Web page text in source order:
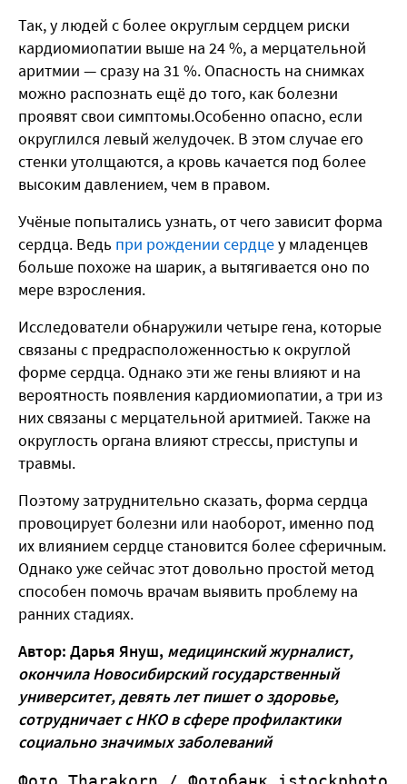
Так, у людей с более округлым сердцем риски
кардиомиопатии выше на 24 %, а мерцательной
аритмии — сразу на 31 %. Опасность на снимках
можно распознать ещё до того, как болезни
проявят свои симптомы.Особенно опасно, если
округлился левый желудочек. В этом случае его
стенки утолщаются, а кровь качается под более
высоким давлением, чем в правом.
Учёные попытались узнать, от чего зависит форма
сердца. Ведь при рождении сердцеу младенцев
больше похоже на шарик, а вытягивается оно по
мере взросления.
Исследователи обнаружили четыре гена, которые
связаны с предрасположенностью к округлой
форме сердца. Однако эти же гены влияют и на
вероятность появления кардиомиопатии, а три из
них связаны с мерцательной аритмией. Также на
округлость органа влияют стрессы, приступы и
травмы.
Поэтому затруднительно сказать, форма сердца
провоцирует болезни или наоборот, именно под
их влиянием сердце становится более сферичным.
Однако уже сейчас этот довольно простой метод
способен помочь врачам выявить проблему на
ранних стадиях.
Автор: Дарья Януш, медицинский журналист,
окончила Новосибирский государственный
университет, девять лет пишет о здоровье,
сотрудничает с НКО в сфере профилактики
социально значимых заболеваний